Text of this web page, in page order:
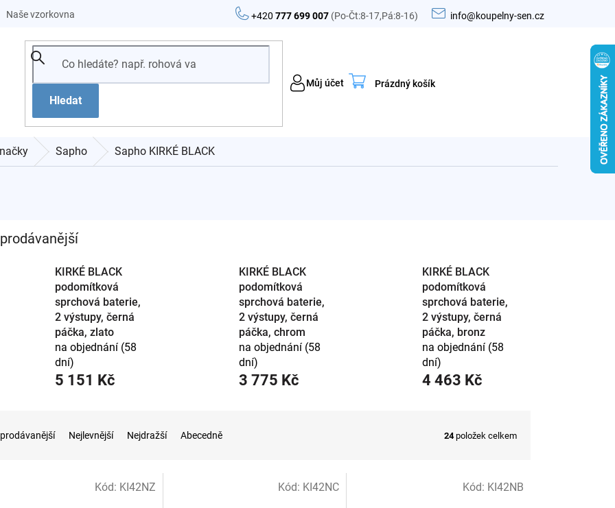
+420777 699 007 (Po-Čt:8-17,Pá:8-16) info@koupelny-sen.cz
Naše vzorkovna
Hledat
Můj účet
Nákupní
Prázdný košík
Sapho Sapho KIRKÉ BLACK
KIRKÉ BLACK
podomítková
sprchová baterie,
2 výstupy, černá
páčka, zlato
na objednání (58
dní)
5 151 Kč
KIRKÉ BLACK
podomítková
sprchová baterie,
2 výstupy, černá
páčka, chrom
na objednání (58
dní)
3 775 Kč
KIRKÉ BLACK
podomítková
sprchová baterie,
2 výstupy, černá
páčka, bronz
na objednání (58
dní)
4 463 Kč
Nejlevnější Nejdražší Abecedně 24položek celkem
Kód: KI42NZ Kód: KI42NC Kód: KI42NB